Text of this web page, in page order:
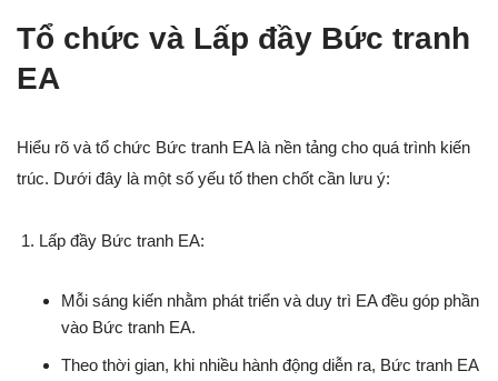
Tổ chức và Lấp đầy Bức tranh
EA
Hiểu rõ và tổ chức Bức tranh EA là nền tảng cho quá trình kiến
trúc. Dưới đây là một số yếu tố then chốt cần lưu ý:
Lấp đầy Bức tranh EA:
Mỗi sáng kiến nhằm phát triển và duy trì EA đều góp phần
vào Bức tranh EA.
Theo thời gian, khi nhiều hành động diễn ra, Bức tranh EA